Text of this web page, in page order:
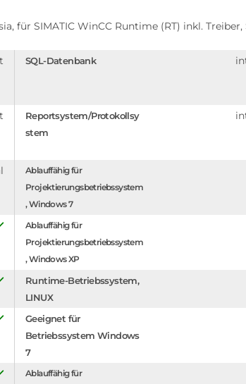
für SIMATIC WinCC Runtime (RT) inkl.
SQL-Datenbank
Reportsystem/Protokollsy
stem
Ablauffähig für
Projektierungsbetriebssystem
, Windows 7
Ablauffähig für
Projektierungsbetriebssystem
, Windows XP
Runtime-Betriebssystem,
LINUX
Geeignet für
Betriebssystem Windows
7
Ablauffähig für